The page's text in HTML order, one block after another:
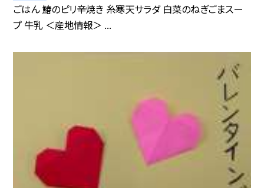
ごはん 鰆のピリ辛焼き 糸寒天サラダ 白菜のねぎごまスー
プ 牛乳 ＜産地情報＞ ...